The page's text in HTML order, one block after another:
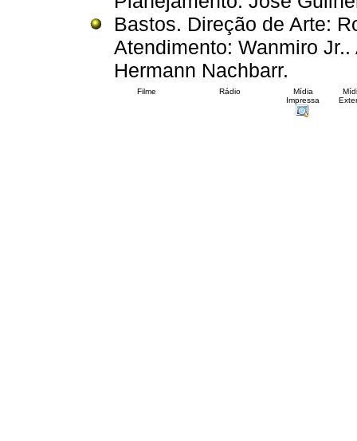
Bastos. Direção de Arte:
Atendimento: Wanmiro
Hermann Nachbarr.
Filme Rádio
Mídia
Impressa